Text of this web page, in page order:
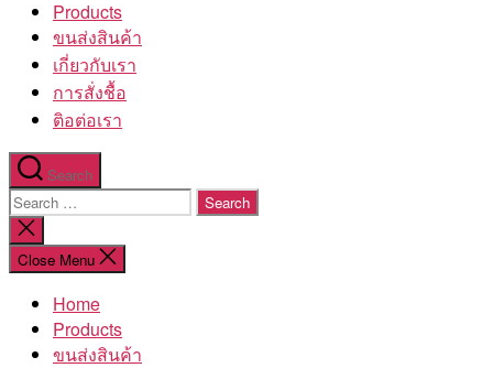
Products
ขนส่งสินค้า
เกี่ยวกับเรา
การสั่งชื้อ
ติอต่อเรา
Search
Search
for:
Close
search
Close Menu
Home
Products
ขนส่งสินค้า